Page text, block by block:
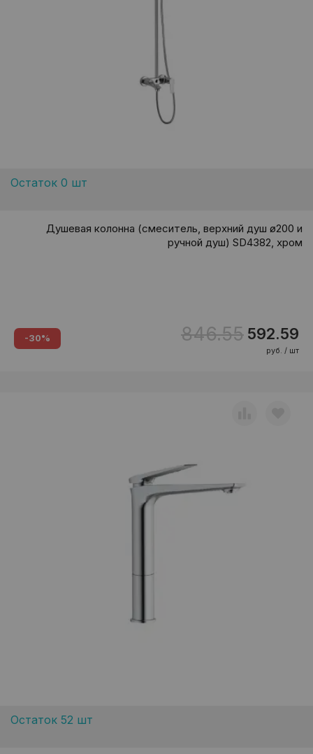
Остаток 0 шт
Душевая колонна (смеситель, верхний душ ø200 и
ручной душ) SD4382, хром
-30% 846.55 592.59
руб. / шт
Остаток 52 шт